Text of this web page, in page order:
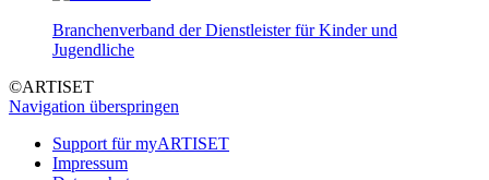
Branchenverband der Dienstleister für Kinder und
Jugendliche
©ARTISET
Navigation überspringen
Support für myARTISET
Impressum